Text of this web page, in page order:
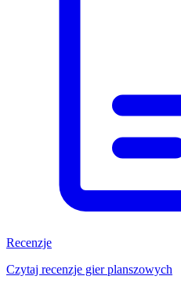
Recenzje
Czytaj recenzje gier planszowych